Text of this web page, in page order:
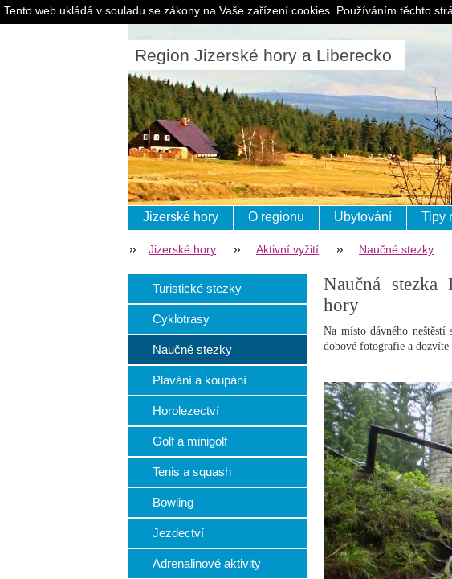
Region Jizerské hory a Liberecko
Jizerské hory O regionu Ubytování Tipy
Jizerské hory Aktivní vyžití Naučné stezky
Naučná stezka
hory
Na místo dávného neštěstí
dobové fotografie a dozvíte
Turistické stezky
Cyklotrasy
Naučné stezky
Plavání a koupání
Horolezectví
Golf a minigolf
Tenis a squash
Bowling
Jezdectví
Adrenalinové aktivity
Tento web ukládá v souladu se zákony na Vaše zařízení cookies. Používáním těchto